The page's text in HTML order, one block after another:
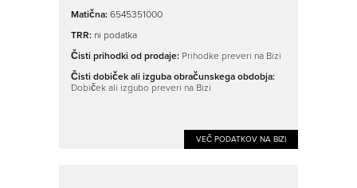
Matična:6545351000
TRR: ni podatka
Čisti prihodki od prodaje: Prihodke preveri na Bizi
Čisti dobiček ali izguba obračunskega obdobja:
Dobiček ali izgubo preveri na Bizi
VEČ PODATKOV NA BIZI